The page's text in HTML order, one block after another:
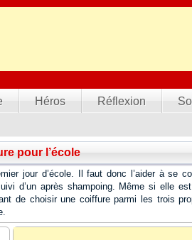
Héros Réflexion
pour l’école
jour d’école. Il faut donc l’aider à se
d’un après shampoing. Même si elle
de choisir une coiffure parmi les trois